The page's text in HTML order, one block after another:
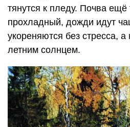
тянутся к пледу. Почва ещё
прохладный, дожди идут
укореняются без стресса,
летним солнцем.